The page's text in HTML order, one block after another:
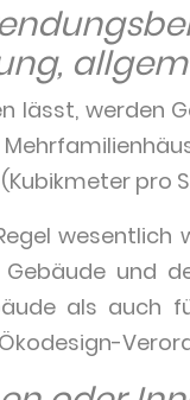
lässt, werden
pro
und
als auch